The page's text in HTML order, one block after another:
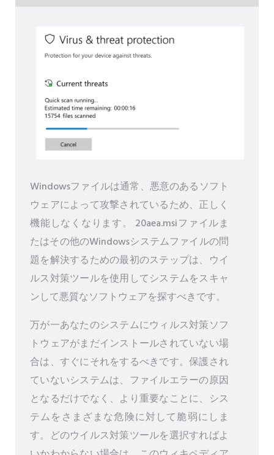
Windowsファイルは通常、悪意のあるソフト
ウェアによって攻撃されているため、正しく
機能しなくなります。 20aea.msiファイルま
たはその他のWindowsシステムファイルの問
題を解決するための最初のステップは、ウイ
ルス対策ツールを使用してシステムをスキャ
ンして悪質なソフトウェアを探すべきです。
万が一あなたのシステムにウィルス対策ソフ
トウェアがまだインストールされていない場
合は、すぐにそれをするべきです。保護され
ていないシステムは、ファイルエラーの原因
となるだけでなく、より重要なことに、シス
テムをさまざまな危険に対して脆弱にしま
す。どのウイルス対策ツールを選択すればよ